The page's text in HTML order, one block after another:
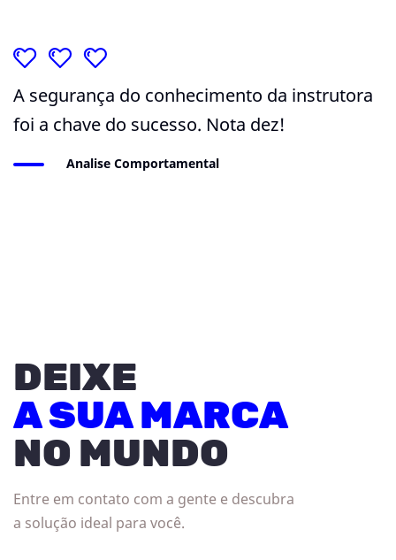
A segurança do conhecimento da instrutora
foi a chave do sucesso. Nota dez!
Analise Comportamental
DEIXE
A SUA MARCA
NO MUNDO
Entre em contato com a gente e descubra
a solução ideal para você.